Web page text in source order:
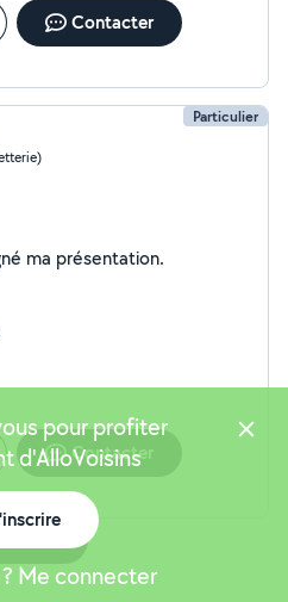
Contacter
Particulier
Je n'ai pas encore renseigné ma présentation.
Contacter
pour profiter
d'AlloVoisins
Me connecter